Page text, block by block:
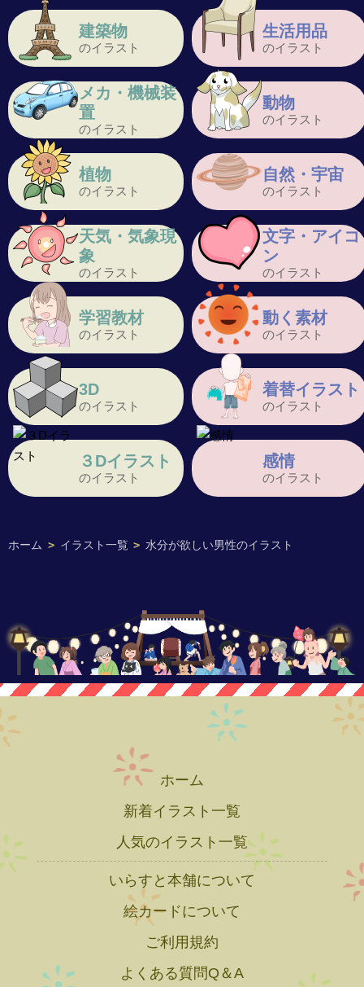
ホーム > イラスト一覧 > 水分が欲しい男性のイラスト
建築物
のイラスト
生活用品
のイラスト
メカ・機械装
置
のイラスト
動物
のイラスト
植物
のイラスト
自然・宇宙
のイラスト
天気・気象現
象
のイラスト
文字・アイコ
ン
のイラスト
学習教材
のイラスト
動く素材
のイラスト
3D
のイラスト
着替イラスト
のイラスト
３Dイラスト
のイラスト
感情
のイラスト
ホーム
新着イラスト一覧
人気のイラスト一覧
いらすと本舗について
絵カードについて
ご利用規約
よくある質問Q＆A